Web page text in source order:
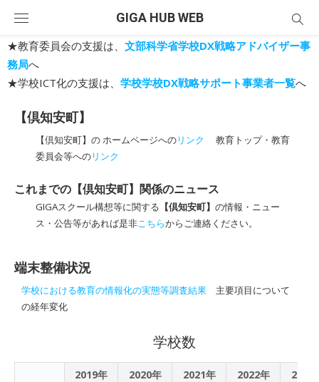
content
GIGA HUB WEB
★教育委員会の支援は、 文部科学省学校DX戦略アドバイザー事
務局へ
★学校ICT化の支援は、 学校学校DX戦略サポート事業者一覧へ
【倶知安町】
【倶知安町】の ホームページへのリンク
教育トップ・教育
委員会等へのリンク
これまでの【倶知安町】関係のニュース
GIGAスクール構想等に関する 【倶知安町】 の情報・ニュー
ス・公告等があれば是非こちらからご連絡ください。
端末整備状況
学校における教育の情報化の実態等調査結果 主要項目について
の経年変化
学校数
2019年 2020年 2021年 2022年
2023